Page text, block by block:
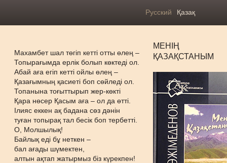
Русский Қазақ
Махамбет шал төгіп кетті отты өлең –
Топырағымда ерлік болып көктеді ол.
Абай аға егіп кетті ойлы өлең –
Қазағымның қасиеті боп сөйледі ол.
Топанына тоғыттырып жер-көкті
Қара нөсер Қасым аға – ол да өтті.
Ілияс еккен ақ бадана сөз дәнін
туған топырақ тал бесік боп тербетті.
О, Молшылық!
Байлық еді бұ неткен –
бал ағады шүмектен,
алтын ақтап жатырмыз біз күрекпен!
МЕНІҢ
ҚАЗАҚСТАНЫМ